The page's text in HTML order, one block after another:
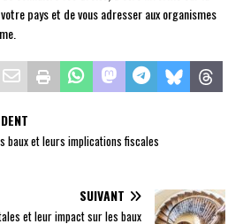
pays et de vous adresser aux organismes
baux et leurs implications fiscales
SUIVANT
et leur impact sur les baux